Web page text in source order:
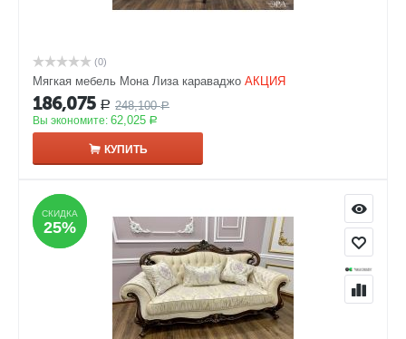
(0)
Мягкая мебель Мона Лиза караваджо АКЦИЯ
186,075 Р 248,100 Р
Вы экономите: 62,025 Р
КУПИТЬ
СКИДКА
25%
СКИДКА
25%